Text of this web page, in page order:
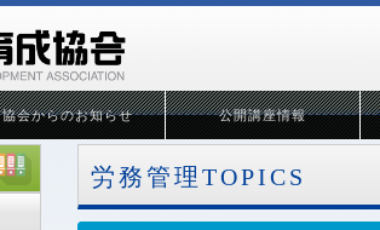
協会からのお知らせ 公開講座情報
労務管理TOPICS